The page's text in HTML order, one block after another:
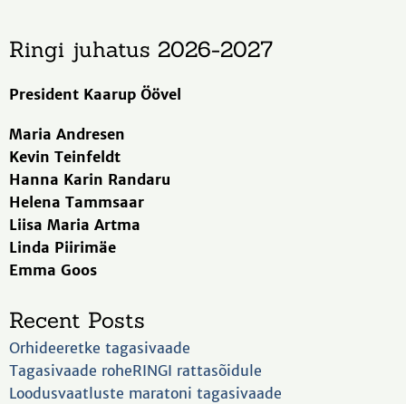
Ringi juhatus 2026-2027
President Kaarup Öövel
Maria Andresen
Kevin Teinfeldt
Hanna Karin Randaru
Helena Tammsaar
Liisa Maria Artma
Linda Piirimäe
Emma Goos
Recent Posts
Orhideeretke tagasivaade
Tagasivaade roheRINGI rattasõidule
Loodusvaatluste maratoni tagasivaade